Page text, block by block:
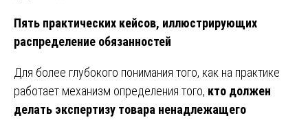
Пять практических кейсов, иллюстрирующих
распределение обязанностей
Для более глубокого понимания того, как на практике
работает механизм определения того, кто должен
делать экспертизу товара ненадлежащего